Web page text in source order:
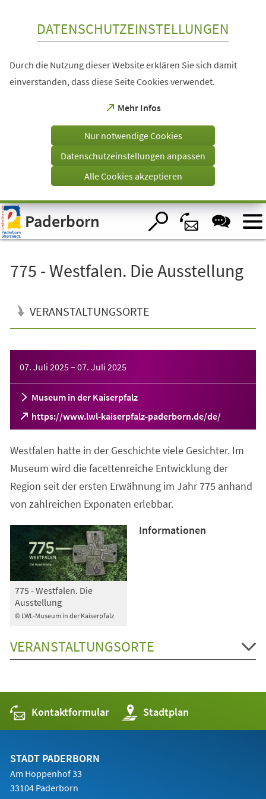
Visuelle
Assistenzsoftware
öffnen.
DATENSCHUTZEINSTELLUNGEN
Durch die Nutzung dieser Website erklären Sie sich damit
einverstanden, dass diese Seite Cookies verwendet.
Mehr Infos
(Öffnet
einem
Tab)
Nur notwendige Cookies
Datenschutzeinstellungen anpassen
Alle Cookies akzeptieren
Paderborn
775 - Westfalen. Die Ausstellung
VERANSTALTUNGSORTE
07. Juli 2025– 07. Juli 2025
Museum in der Kaiserpfalz
https://www.lwl-kaiserpfalz-paderborn.de/de/
(Öffnet
in
neuen
Westfalen hatte in der Geschichte viele Gesichter. Im
Museum wird die facettenreiche Entwicklung der
Region seit der ersten Erwähnung im Jahr 775 anhand
von zahlreichen Exponaten erlebbar.
© LWL-Museum in der Kaiserpfalz
775 - Westfalen. Die
Ausstellung
Informationen
VERANSTALTUNGSORTE
Kontaktformular Stadtplan
(Öffnet
in
einem
STADT PADERBORN
Am Hoppenhof 33
33104 Paderborn